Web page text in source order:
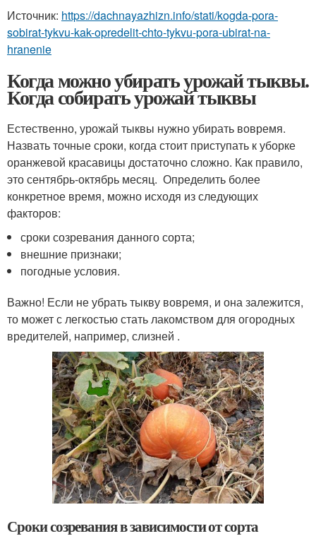
Источник: https://dachnayazhizn.info/stati/kogda-pora-
sobirat-tykvu-kak-opredelit-chto-tykvu-pora-ubirat-na-
hranenie
Когда можно убирать урожай тыквы.
Когда собирать урожай тыквы
Естественно, урожай тыквы нужно убирать вовремя.
Назвать точные сроки, когда стоит приступать к уборке
оранжевой красавицы достаточно сложно. Как правило,
это сентябрь-октябрь месяц. Определить более
конкретное время, можно исходя из следующих
факторов:
сроки созревания данного сорта;
внешние признаки;
погодные условия.
Важно! Если не убрать тыкву вовремя, и она залежится,
то может с легкостью стать лакомством для огородных
вредителей, например, слизней .
Сроки созревания в зависимости от сорта